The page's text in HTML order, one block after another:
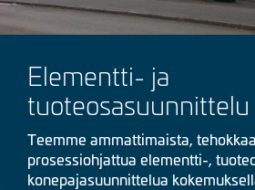
Elementti- ja
tuoteosasuunnittelu
Teemme ammattimaista,
prosessiohjattua elementti-,
konepajasuunnittelua